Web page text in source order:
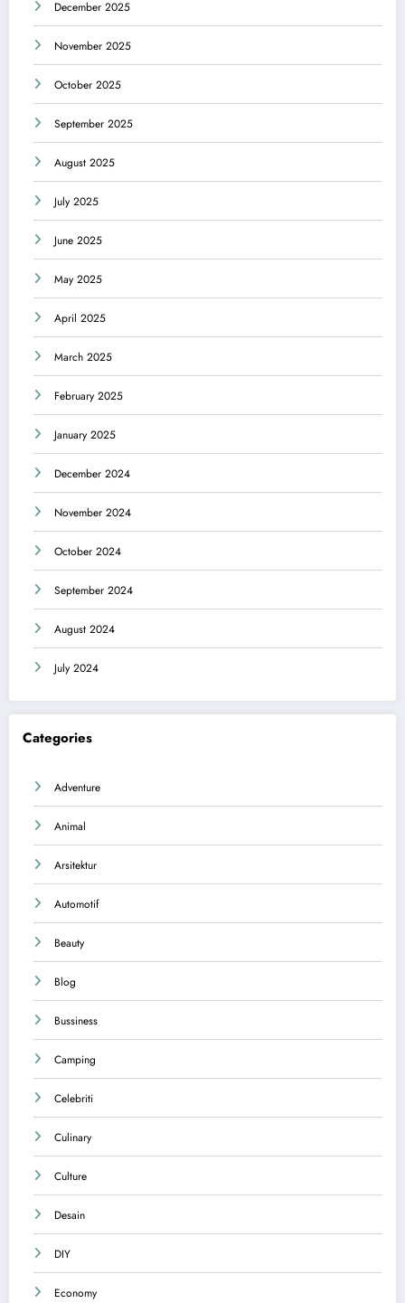
December 2025
November 2025
October 2025
September 2025
August 2025
July 2025
June 2025
May 2025
April 2025
March 2025
February 2025
January 2025
December 2024
November 2024
October 2024
September 2024
August 2024
July 2024
Categories
Adventure
Animal
Arsitektur
Automotif
Beauty
Blog
Bussiness
Camping
Celebriti
Culinary
Culture
Desain
DIY
Economy